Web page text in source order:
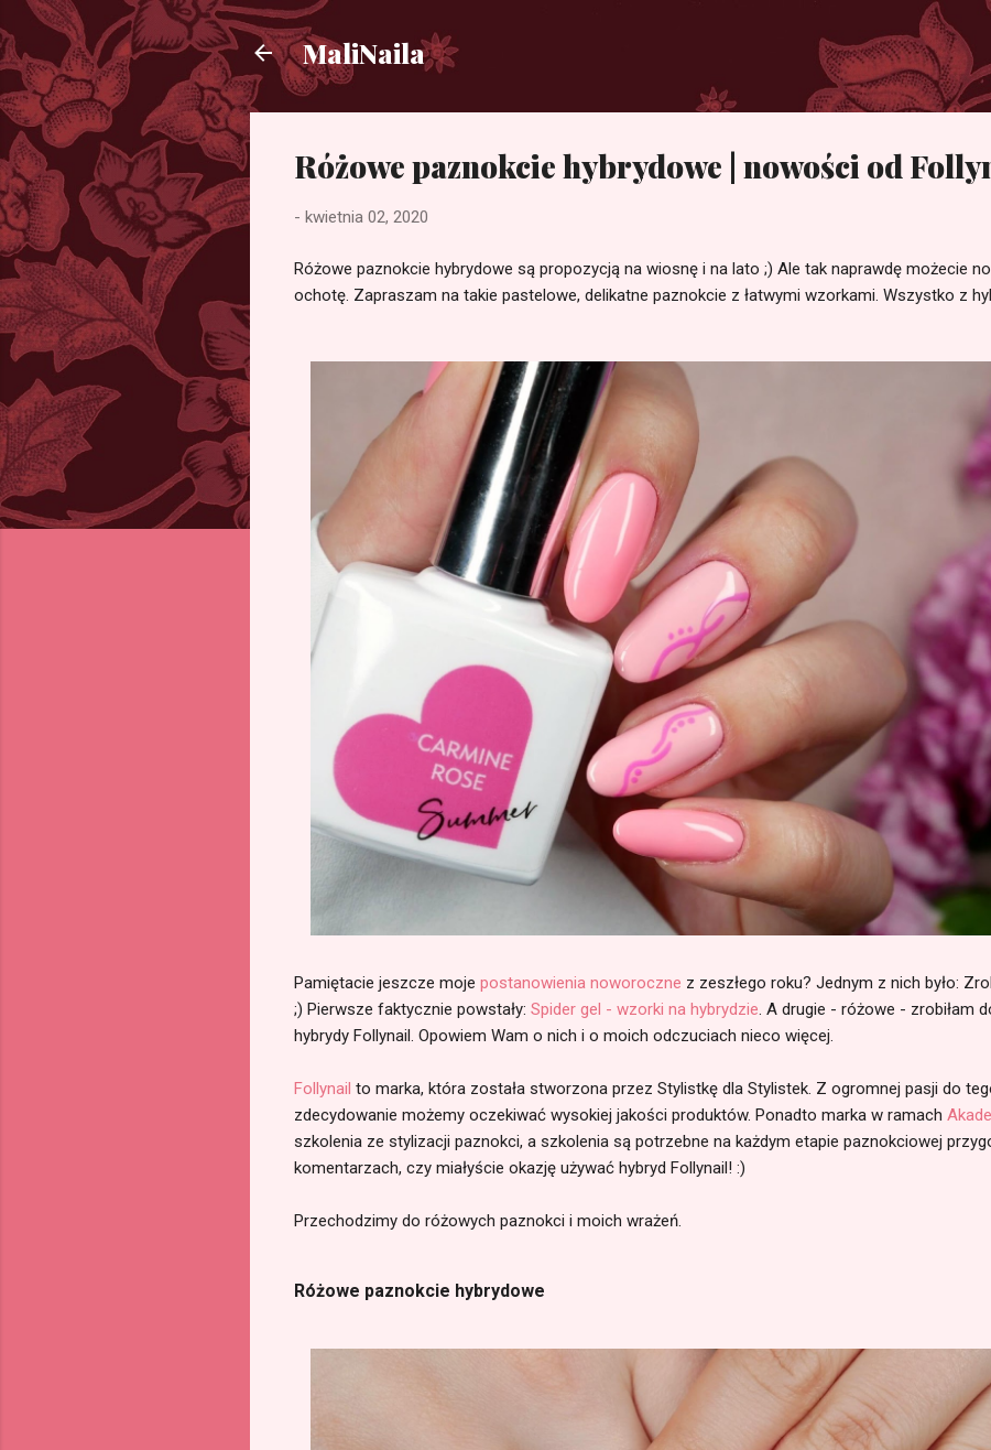
MaliNaila
Różowe paznokcie hybrydowe | nowości od
- kwietnia 02, 2020
Różowe paznokcie hybrydowe są propozycją na wiosnę i na lato ;) Ale tak naprawdę możecie
ochotę. Zapraszam na takie pastelowe, delikatne paznokcie z łatwymi wzorkami. Wszystko z
Pamiętacie jeszcze moje postanowienia noworoczne z zeszłego roku? Jednym z nich było:
;) Pierwsze faktycznie powstały: Spider gel - wzorki na hybrydzie. A drugie - różowe - zrobiłam
hybrydy Follynail. Opowiem Wam o nich i o moich odczuciach nieco więcej.
Follynail to marka, która została stworzona przez Stylistkę dla Stylistek. Z ogromnej pasji do
zdecydowanie możemy oczekiwać wysokiej jakości produktów. Ponadto marka w ramach
szkolenia ze stylizacji paznokci, a szkolenia są potrzebne na każdym etapie paznokciowej
komentarzach, czy miałyście okazję używać hybryd Follynail! :)
Przechodzimy do różowych paznokci i moich wrażeń.
Różowe paznokcie hybrydowe